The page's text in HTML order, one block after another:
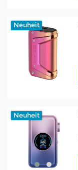
Neuheit
Neuheit